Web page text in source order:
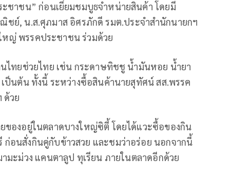
ชาชน” ก่อนเยี่ยมชมบูธจำหน่ายสินค้า โดยมี
ชย์, น.ส.ศุภมาส อิศรภักดี รมต.ประจำสำนักนายกฯ
หญ่ พรรคประชาชน ร่วมด้วย
ไทยช่วยไทย เช่น กระดาษทิชชู น้ำมันหอย น้ำยา
ป็นต้น ทั้งนี้ ระหว่างซื้อสินค้านายสุทัศน์ สส.พรรค
ด้วย
องอยู่ในตลาดบางใหญ่ซิตี้ โดยได้แวะซื้อของกิน
นสั่งกินคู่กับข้าวสวย และชมว่าอร่อย นอกจากนี้
ะม่วง แคนตาลูป ทุเรียน ภายในตลาดอีกด้วย